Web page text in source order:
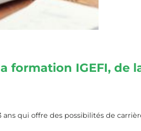
formation IGEFI, de
qui offre des possibilités de